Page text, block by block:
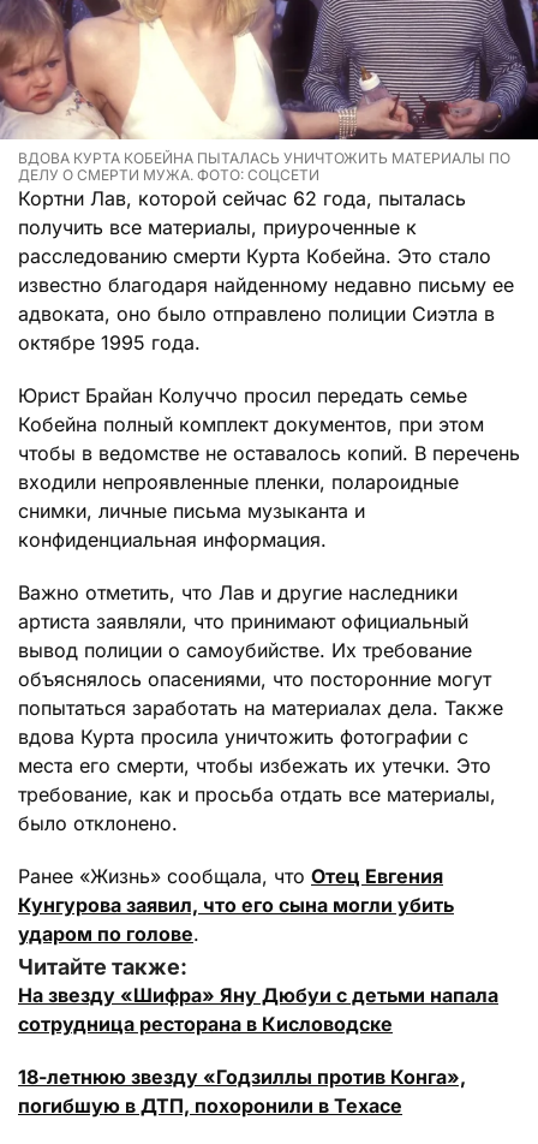
ВДОВА КУРТА КОБЕЙНА ПЫТАЛАСЬ УНИЧТОЖИТЬ МАТЕРИАЛЫ ПО
ДЕЛУ О СМЕРТИ МУЖА. ФОТО: СОЦСЕТИ
Кортни Лав, которой сейчас 62 года, пыталась
получить все материалы, приуроченные к
расследованию смерти Курта Кобейна. Это стало
известно благодаря найденному недавно письму ее
адвоката, оно было отправлено полиции Сиэтла в
октябре 1995 года.
Юрист Брайан Колуччо просил передать семье
Кобейна полный комплект документов, при этом
чтобы в ведомстве не оставалось копий. В перечень
входили непроявленные пленки, полароидные
снимки, личные письма музыканта и
конфиденциальная информация.
Важно отметить, что Лав и другие наследники
артиста заявляли, что принимают официальный
вывод полиции о самоубийстве. Их требование
объяснялось опасениями, что посторонние могут
попытаться заработать на материалах дела. Также
вдова Курта просила уничтожить фотографии с
места его смерти, чтобы избежать их утечки. Это
требование, как и просьба отдать все материалы,
было отклонено.
Ранее «Жизнь» сообщала, что Отец Евгения
Кунгурова заявил, что его сына могли убить
ударом по голове.
Читайте также:
На звезду «Шифра» Яну Дюбуи с детьми напала
сотрудница ресторана в Кисловодске
18-летнюю звезду «Годзиллы против Конга»,
погибшую в ДТП, похоронили в Техасе